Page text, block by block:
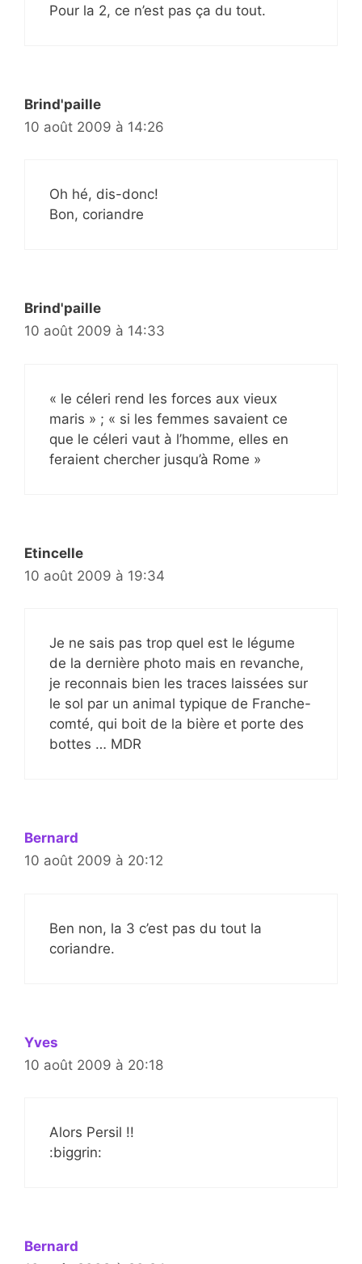
Pour la 2, ce n’est pas ça du tout.
Brind'paille
10 août 2009 à 14:26
Oh hé, dis-donc!
Bon, coriandre
Brind'paille
10 août 2009 à 14:33
« le céleri rend les forces aux vieux
maris » ; « si les femmes savaient ce
que le céleri vaut à l’homme, elles en
feraient chercher jusqu’à Rome »
Etincelle
10 août 2009 à 19:34
Je ne sais pas trop quel est le légume
de la dernière photo mais en revanche,
je reconnais bien les traces laissées sur
le sol par un animal typique de Franche-
comté, qui boit de la bière et porte des
bottes … MDR
Bernard
10 août 2009 à 20:12
Ben non, la 3 c’est pas du tout la
coriandre.
Yves
10 août 2009 à 20:18
Alors Persil !!
:biggrin:
Bernard